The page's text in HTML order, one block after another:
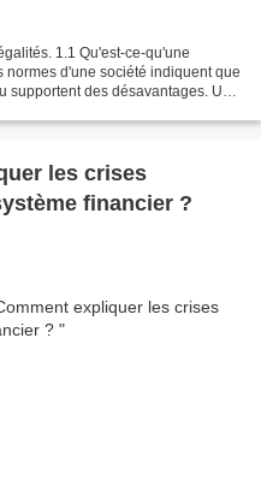
1.1 Qu'est-ce-qu'une
d'une société indiquent que
des désavantages. Une
les crises
financier ?